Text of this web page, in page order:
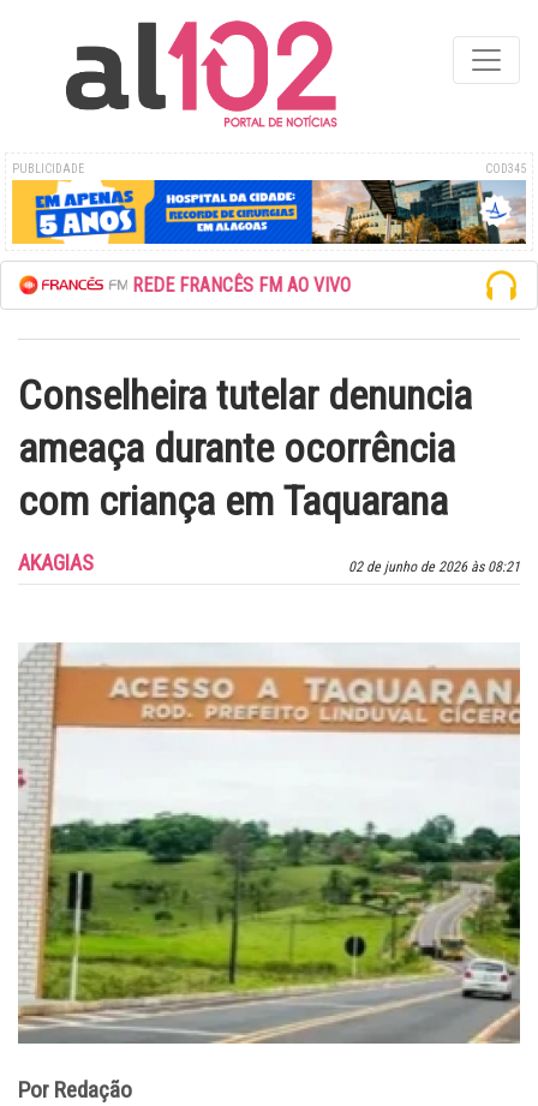
PUBLICIDADE COD345
ESCUTE A REDE FRANCÊS FM AO VIVO
Conselheira tutelar denuncia
ameaça durante ocorrência
com criança em Taquarana
02 de junho de 2026 às 08:21
AKAGIAS
Por Redação